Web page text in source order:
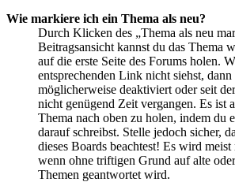
Wie markiere ich ein Thema als neu?
Durch Klicken des „Thema als neu
Beitragsansicht kannst du das Thema
auf die erste Seite des Forums holen.
entsprechenden Link nicht siehst,
möglicherweise deaktiviert oder seit
nicht genügend Zeit vergangen. Es ist
Thema nach oben zu holen, indem du
darauf schreibst. Stelle jedoch sicher,
dieses Boards beachtest! Es wird meist
wenn ohne triftigen Grund auf alte
Themen geantwortet wird.